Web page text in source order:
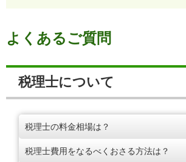
よくあるご質問
税理士について
税理士の料金相場は？
税理士費用をなるべくおさる方法は？